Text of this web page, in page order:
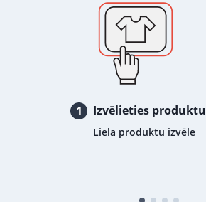
1 Izvēlieties produktu
Liela produktu izvēle